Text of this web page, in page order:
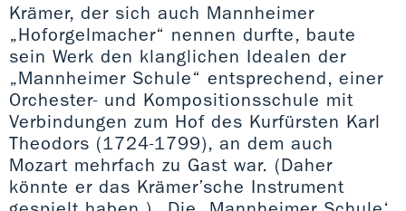
Krämer, der sich auch Mannheimer
„Hoforgelmacher“ nennen durfte, baute
sein Werk den klanglichen Idealen der
„Mannheimer Schule“ entsprechend, einer
Orchester- und Kompositionsschule mit
Verbindungen zum Hof des Kurfürsten Karl
Theodors (1724-1799), an dem auch
Mozart mehrfach zu Gast war. (Daher
könnte er das Krämer’sche Instrument